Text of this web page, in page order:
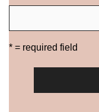
* = required field